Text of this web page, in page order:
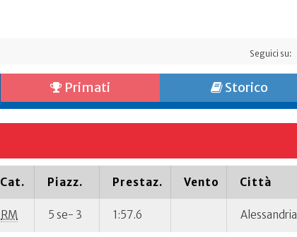
Seguici su:
Primati Storico
Cat. Piazz. Prestaz. Vento Città
RM 5 se- 3 1:57.6 Alessandria